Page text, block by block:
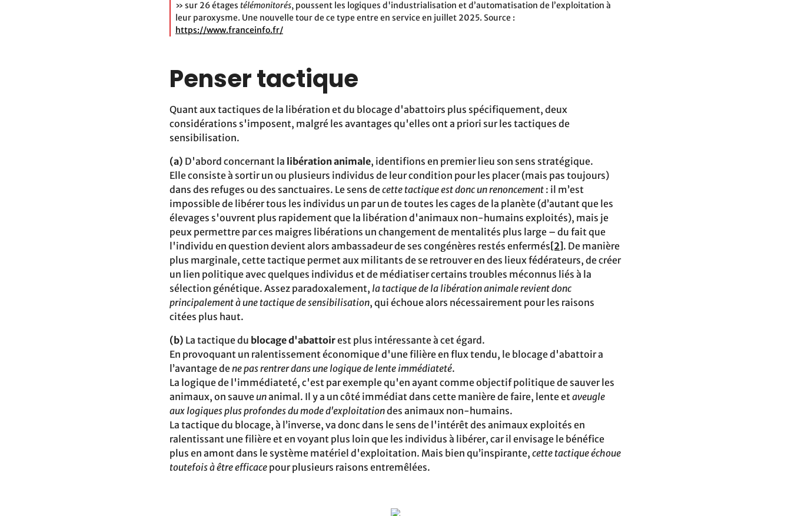
» sur 26 étages télémonitorés, poussent les logiques d'industrialisation et d’automatisation de l’exploitation à
leur paroxysme. Une nouvelle tour de ce type entre en service en juillet 2025. Source :
https://www.franceinfo.fr/
Penser tactique
Quant aux tactiques de la libération et du blocage d'abattoirs‬ plus spécifiquement, deux
considérations s'imposent, malgré les‬ avantages qu'elles ont a priori sur les tactiques de
sensibilisation.
(a) ‬ D'abord concernant la libération animale, identifions en premier lieu son‬ sens stratégique.
Elle consiste à sortir un ou plusieurs individus de leur‬ condition pour les placer (mais pas toujours)
dans des refuges ou des sanctuaires. Le sens decette‬ tactique est donc un renoncement : il m’est
impossible de libérer tous les individus un par‬ un de toutes les cages de la planète (d’autant que les
élevages‬ s'ouvrent plus rapidement que la libération d'animaux non-humains‬ exploités), mais je
peux permettre par ces maigres libérations un changement de‬ mentalités plus large – du fait que
l'individu en question devient alors‬ ambassadeur de ses congénères restés enfermés [2]. De manière
plus marginale, cette tactique permet aux militants de se retrouver en des lieux fédérateurs, de créer
un lien politique avec quelques‬ individus et de médiatiser certains troubles méconnus liés à la
sélection‬ génétique. Assez paradoxalement, la tactique de la libération animale‬ revient donc
principalement à une tactique de sensibilisation, qui échoue‬ alors nécessairement pour les raisons
citées plus haut.‬‬‬‬‬‬‬‬‬‬‬‬‬‬‬‬‬‬‬‬‬‬‬‬‬‬‬‬‬‬‬‬‬‬‬
(b) La tactique du blocage d'abattoirest plus‬ intéressante à cet égard.
En provoquant un ralentissement‬ économique d'une filière en flux tendu, le blocage d'abattoir‬ a
l’avantage dene pas rentrer dans une logique de lente immédiateté.
La logique‬ de l'immédiateté, c'est par exemple qu'en ayant comme objectif politique‬ de sauver les
animaux, on sauveunanimal. Il y a un côté immédiat dans‬ cette manière de faire, lente etaveugle
aux logiques plus profondes du mode d'exploitationdes‬ animaux non-humains.
La tactique du blocage, à l’inverse, va donc dans le sens‬ de l'intérêt des animaux exploités en
ralentissant une filière et en voyant‬ plus loin que les individus à libérer, car il envisage le bénéfice
plus en amont‬ dans le système matériel d'exploitation. Mais bien qu’inspirante, cette tactique‬ échoue
toutefois à être efficace pour plusieurs‬ raisons entremêlées.